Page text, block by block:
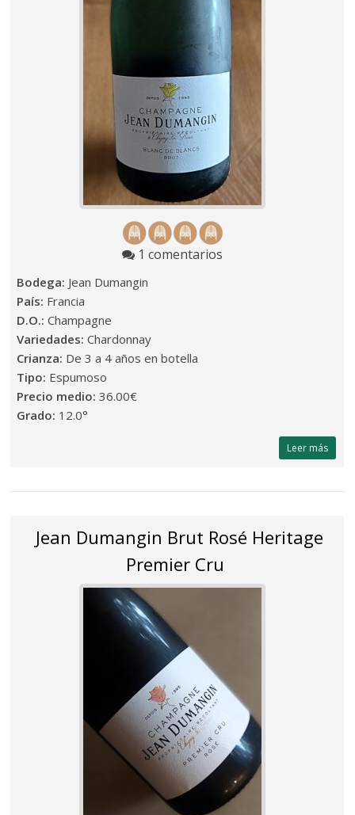
1 comentarios
Bodega: Jean Dumangin
País: Francia
D.O.:Champagne
Variedades:Chardonnay
Crianza: De 3 a 4 años en botella
Tipo: Espumoso
Precio medio:36.00€
Grado: 12.0°
Leer más
Jean Dumangin Brut Rosé Heritage
Premier Cru